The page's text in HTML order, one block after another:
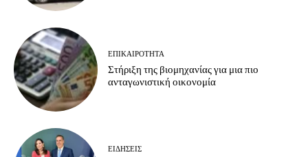
ΕΠΙΚΑΙΡΟΤΗΤΑ
Στήριξη της βιομηχανίας για μια πιο
ανταγωνιστική οικονομία
ΕΙΔΗΣΕΙΣ